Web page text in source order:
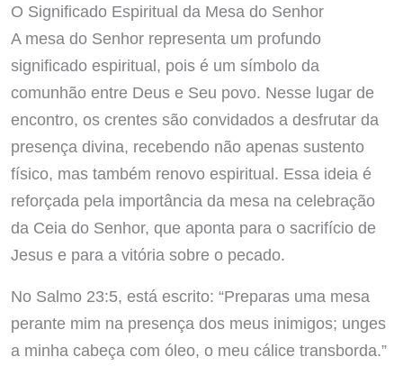
O Significado Espiritual da Mesa do Senhor
A mesa do Senhor representa um profundo
significado espiritual, pois é um símbolo da
comunhão entre Deus e Seu povo. Nesse lugar de
encontro, os crentes são convidados a desfrutar da
presença divina, recebendo não apenas sustento
físico, mas também renovo espiritual. Essa ideia é
reforçada pela importância da mesa na celebração
da Ceia do Senhor, que aponta para o sacrifício de
Jesus e para a vitória sobre o pecado.
No Salmo 23:5, está escrito: “Preparas uma mesa
perante mim na presença dos meus inimigos; unges
a minha cabeça com óleo, o meu cálice transborda.”